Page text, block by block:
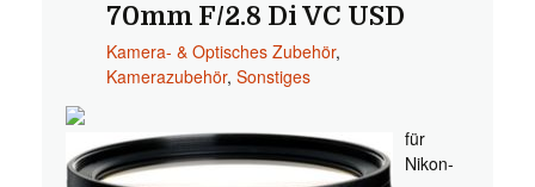
70mm F/2.8 Di VC USD
Kamera- & Optisches Zubehör,
Kamerazubehör, Sonstiges
für
Nikon-